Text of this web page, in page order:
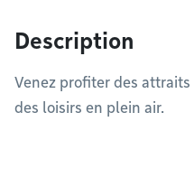
Description
Venez profiter des
des loisirs en plein air.